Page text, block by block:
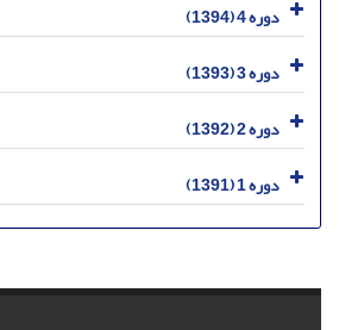
دوره 4 (1394)
دوره 3 (1393)
دوره 2 (1392)
دوره 1 (1391)